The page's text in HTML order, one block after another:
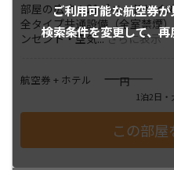
ご利用可能な航空券が
検索条件を変更して、再
部屋の広さ：21㎡ベッドサ
全タイプ共通設備（全室禁煙
ンセント・空気...さらに表示
航空券 + ホテル ――――円
1泊2日・